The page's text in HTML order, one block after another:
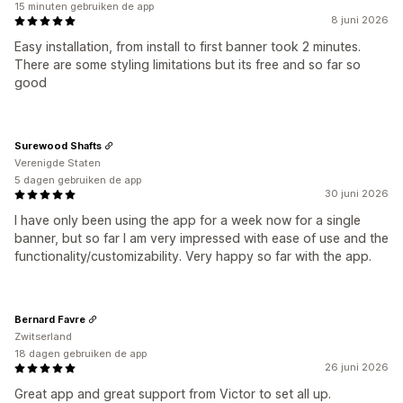
8 juni 2026
Easy installation, from install to first banner took 2 minutes.
There are some styling limitations but its free and so far so
good
15 minuten gebruiken de app
30 juni 2026
I have only been using the app for a week now for a single
banner, but so far I am very impressed with ease of use and the
functionality/customizability. Very happy so far with the app.
Surewood Shafts
Verenigde Staten
5 dagen gebruiken de app
26 juni 2026
Great app and great support from Victor to set all up.
Bernard Favre
Zwitserland
18 dagen gebruiken de app